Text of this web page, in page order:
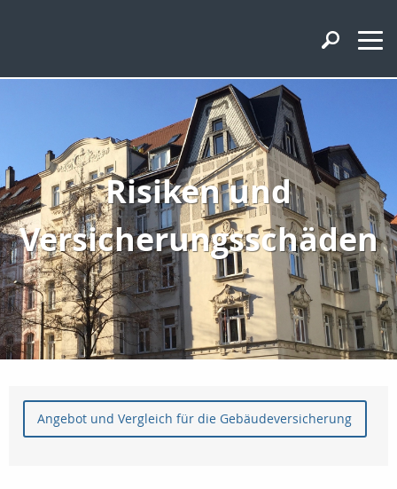
Risiken und
Versicherungsschäden
Angebot und Vergleich für die Gebäudeversicherung